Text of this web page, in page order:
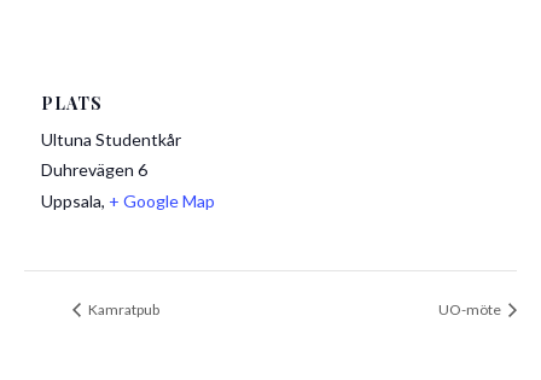
PLATS
Ultuna Studentkår
Duhrevägen 6
Uppsala, + Google Map
Kamratpub UO-möte